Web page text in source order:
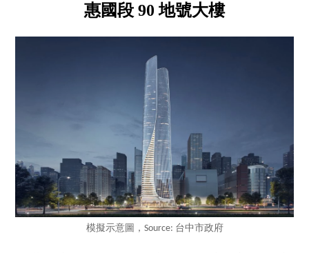
惠國段 90 地號大樓
模擬示意圖，Source: 台中市政府